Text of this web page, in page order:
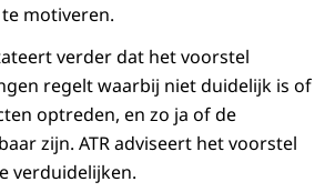
motiveren.
verder dat het voorstel
regelt waarbij niet duidelijk is of
optreden, en zo ja of de
zijn. ATR adviseert het voorstel
verduidelijken.